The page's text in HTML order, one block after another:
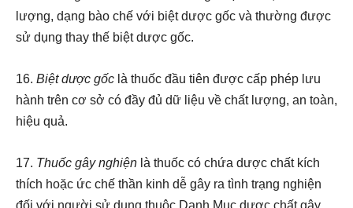
lượng, dạng bào chế với biệt dược gốc và thường được
sử dụng thay thế biệt dược gốc.
16. Biệt dược gốc là thuốc đầu tiên được cấp phép lưu
hành trên cơ sở có đầy đủ dữ liệu về chất lượng, an toàn,
hiệu quả.
17. Thuốc gây nghiện là thuốc có chứa dược chất kích
thích hoặc ức chế thần kinh dễ gây ra tình trạng nghiện
đối với người sử dụng thuộc Danh Mục dược chất gây